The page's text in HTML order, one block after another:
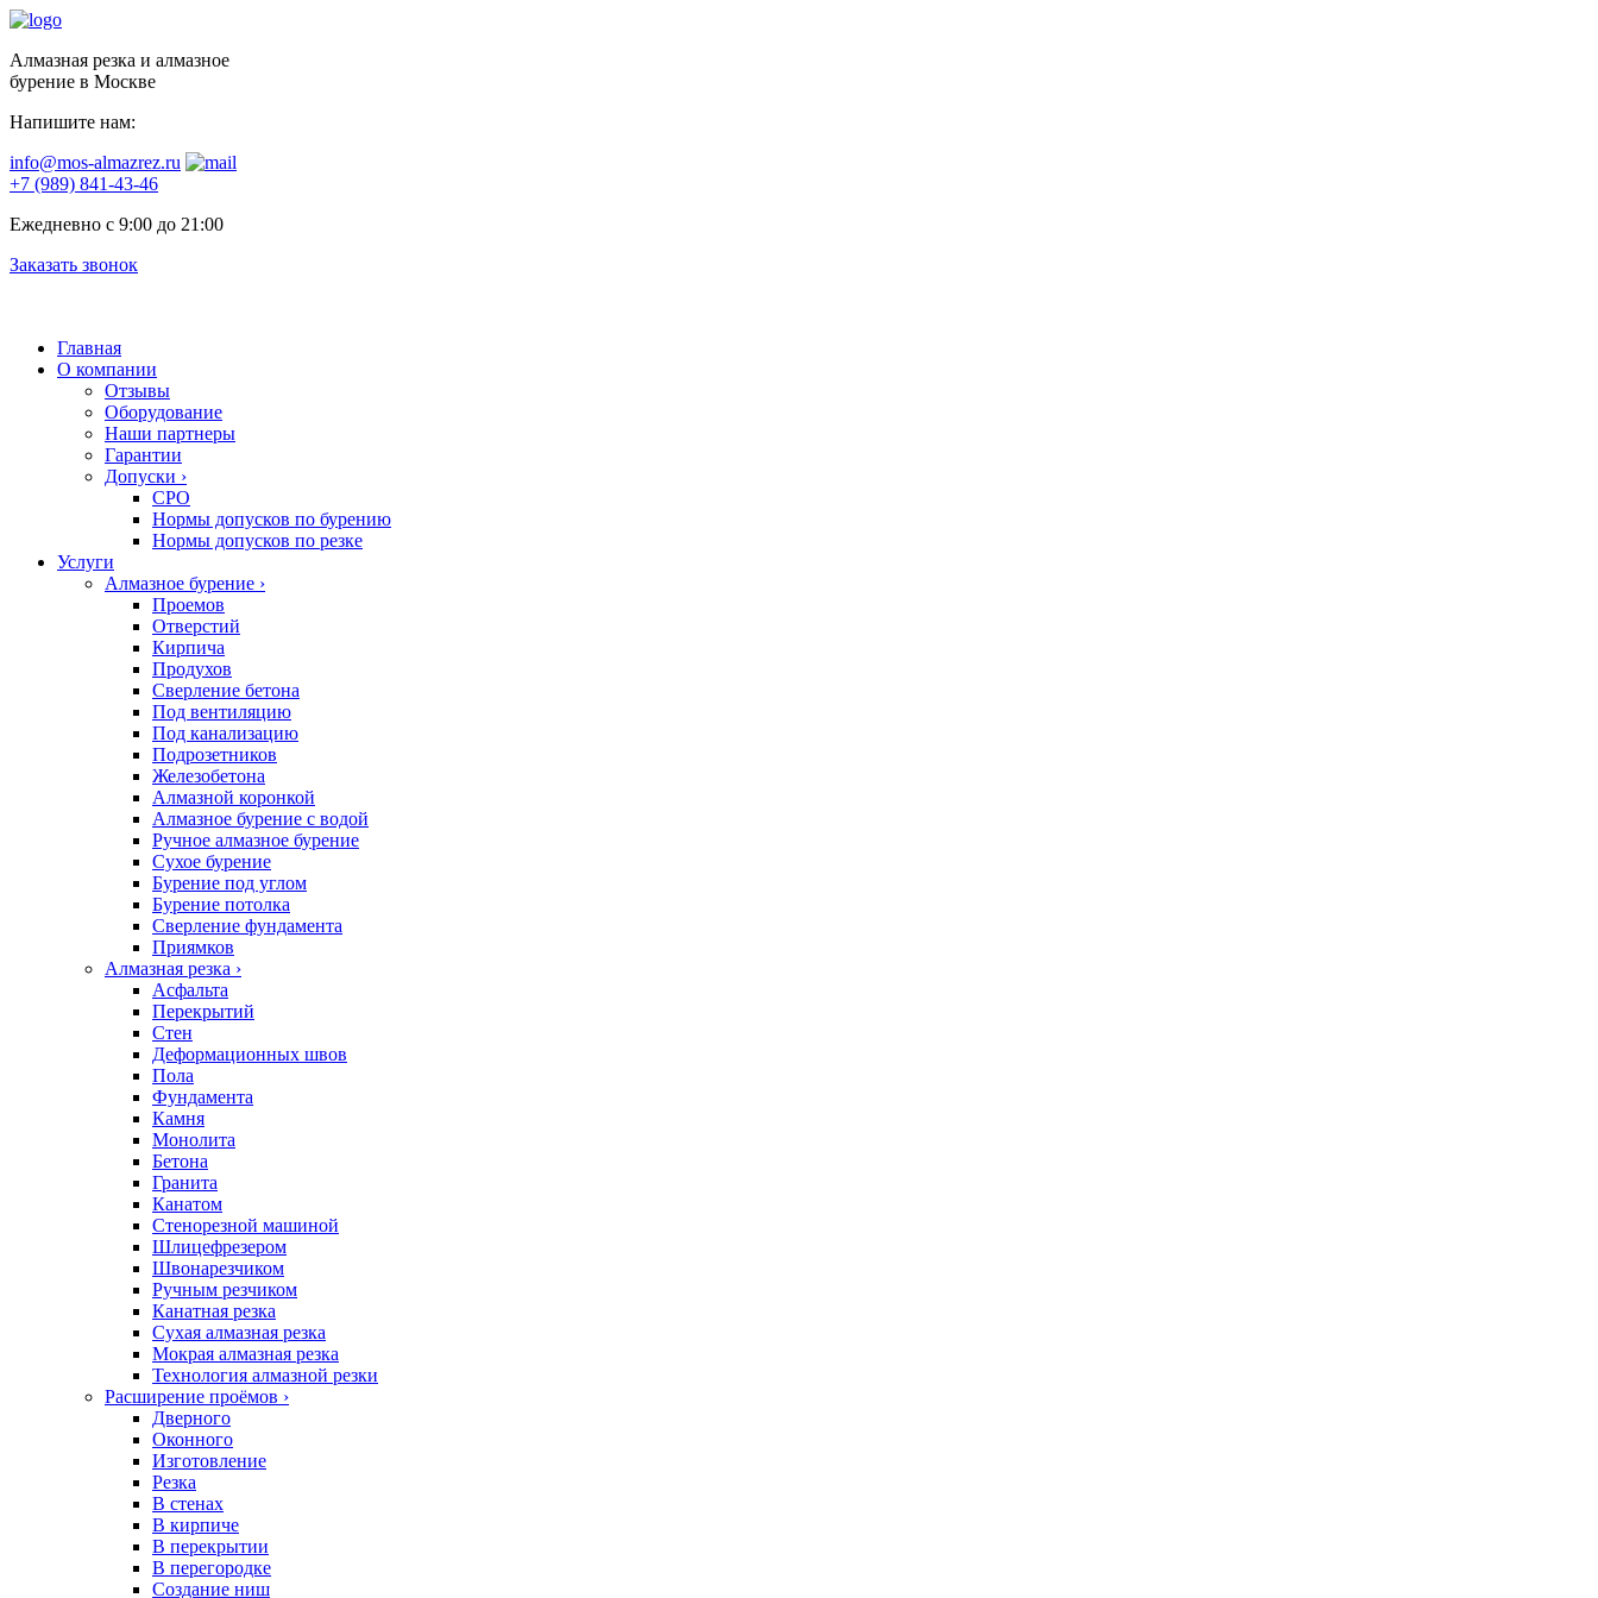
Алмазная резка и алмазное
бурение в Москве
Напишите нам:
info@mos-almazrez.ru
+7 (989) 841-43-46
Ежедневно с 9:00 до 21:00
Заказать звонок
Главная
О компании
Отзывы
Оборудование
Наши партнеры
Гарантии
Допуски ›
СРО
Нормы допусков по бурению
Нормы допусков по резке
Услуги
Алмазное бурение ›
Проемов
Отверстий
Кирпича
Продухов
Сверление бетона
Под вентиляцию
Под канализацию
Подрозетников
Железобетона
Алмазной коронкой
Алмазное бурение с водой
Ручное алмазное бурение
Сухое бурение
Бурение под углом
Бурение потолка
Сверление фундамента
Приямков
Алмазная резка ›
Асфальта
Перекрытий
Стен
Деформационных швов
Пола
Фундамента
Камня
Монолита
Бетона
Гранита
Канатом
Стенорезной машиной
Шлицефрезером
Швонарезчиком
Ручным резчиком
Канатная резка
Сухая алмазная резка
Мокрая алмазная резка
Технология алмазной резки
Расширение проёмов ›
Дверного
Оконного
Изготовление
Резка
В стенах
В кирпиче
В перекрытии
В перегородке
Создание ниш